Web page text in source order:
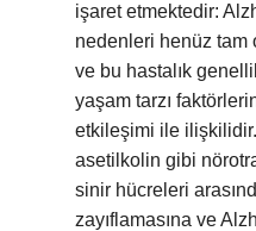
işaret etmektedir:
nedenleri henüz tam
ve bu hastalık
yaşam tarzı
etkileşimi ile
asetilkolin gibi
sinir hücreleri
zayıflamasına ve